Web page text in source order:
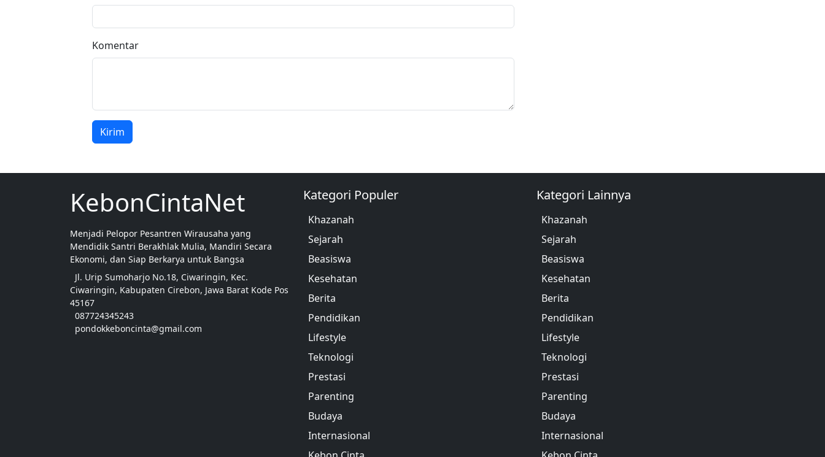
Komentar
Kirim
KebonCintaNet
Menjadi Pelopor Pesantren Wirausaha yang
Mendidik Santri Berakhlak Mulia, Mandiri Secara
Ekonomi, dan Siap Berkarya untuk Bangsa
Jl. Urip Sumoharjo No.18, Ciwaringin, Kec.
Ciwaringin, Kabupaten Cirebon, Jawa Barat Kode Pos
45167
087724345243
pondokkeboncinta@gmail.com
Kategori Populer
Khazanah
Sejarah
Beasiswa
Kesehatan
Berita
Pendidikan
Lifestyle
Teknologi
Prestasi
Parenting
Budaya
Internasional
Kategori Lainnya
Khazanah
Sejarah
Beasiswa
Kesehatan
Berita
Pendidikan
Lifestyle
Teknologi
Prestasi
Parenting
Budaya
Internasional